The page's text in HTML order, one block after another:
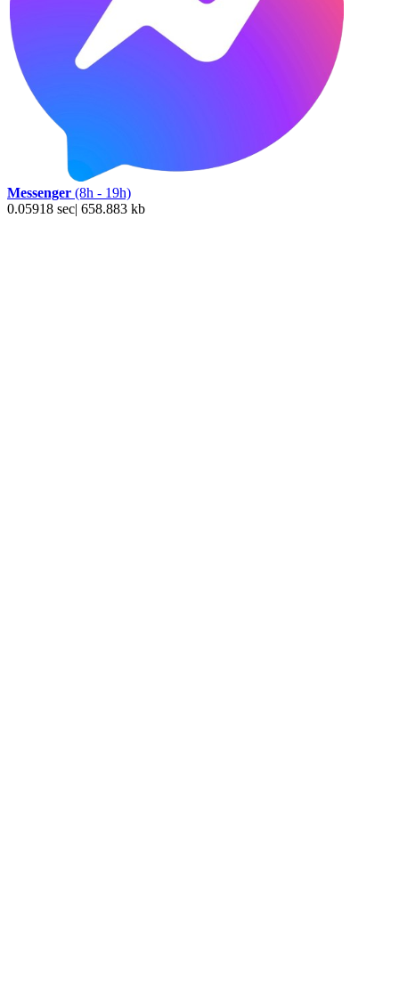
Messenger (8h - 19h)
0.05918 sec| 658.883 kb